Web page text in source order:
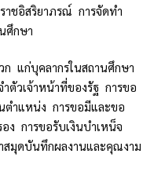
าชอิสริยาภรณ์ การจัดทำ
ศึกษา
แก่บุคลากรในสถานศึกษา
ตัวเจ้าหน้าที่ของรัฐ การขอ
ตำแหน่ง การขอมีและขอ
ง การขอรับเงินบำเหน็จ
มุดบันทึกผลงานและคุณงาม